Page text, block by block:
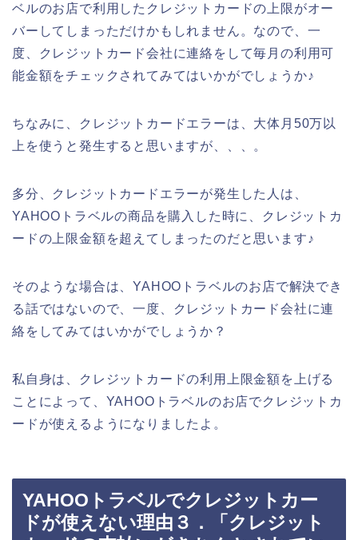
ベルのお店で利用したクレジットカードの上限がオー
バーしてしまっただけかもしれません。なので、一
度、クレジットカード会社に連絡をして毎月の利用可
能金額をチェックされてみてはいかがでしょうか♪
ちなみに、クレジットカードエラーは、大体月50万以
上を使うと発生すると思いますが、、、。
多分、クレジットカードエラーが発生した人は、
YAHOOトラベルの商品を購入した時に、クレジットカ
ードの上限金額を超えてしまったのだと思います♪
そのような場合は、YAHOOトラベルのお店で解決でき
る話ではないので、一度、クレジットカード会社に連
絡をしてみてはいかがでしょうか？
私自身は、クレジットカードの利用上限金額を上げる
ことによって、YAHOOトラベルのお店でクレジットカ
ードが使えるようになりましたよ。
YAHOOトラベルでクレジットカー
ドが使えない理由３．「クレジット